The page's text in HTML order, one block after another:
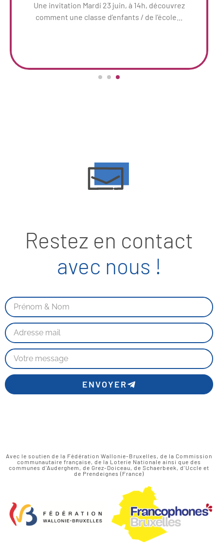
Une invitation Mardi 23 juin, à 14h, découvrez
comment une classe d’enfants / de l’école...
Restez en contact
avec nous !
ENVOYER
Avec le soutien de la Fédération Wallonie-Bruxelles, de la Commission
communautaire française, de la Loterie Nationale ainsi que des
communes d'Auderghem, de Grez-Doiceau, de Schaerbeek, d'Uccle et
de Prendeignes (France)